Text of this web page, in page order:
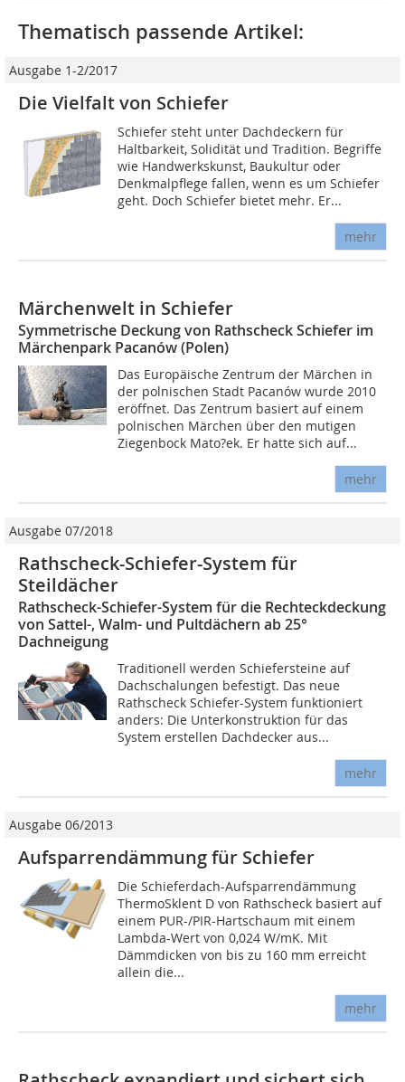
Thematisch passende Artikel:
Ausgabe 1-2/2017
Die Vielfalt von Schiefer
Schiefer steht unter Dachdeckern für
Haltbarkeit, Solidität und Tradition. Begriffe
wie Handwerkskunst, Baukultur oder
Denkmalpflege fallen, wenn es um Schiefer
geht. Doch Schiefer bietet mehr. Er...
mehr
Märchenwelt in Schiefer
Symmetrische Deckung von Rathscheck Schiefer im
Märchenpark Pacanów (Polen)
Das Europäische Zentrum der Märchen in
der polnischen Stadt Pacanów wurde 2010
eröffnet. Das Zentrum basiert auf einem
polnischen Märchen über den mutigen
Ziegenbock Mato?ek. Er hatte sich auf...
mehr
Ausgabe 07/2018
Rathscheck-Schiefer-System für
Steildächer
Rathscheck-Schiefer-System für die Rechteckdeckung
von Sattel-, Walm- und Pultdächern ab 25°
Dachneigung
Traditionell werden Schiefersteine auf
Dachschalungen befestigt. Das neue
Rathscheck Schiefer-System funktioniert
anders: Die Unterkonstruktion für das
System erstellen Dachdecker aus...
mehr
Ausgabe 06/2013
Aufsparrendämmung für Schiefer
Die Schieferdach-Aufsparrendämmung
ThermoSklent D von Rathscheck basiert auf
einem PUR-/PIR-Hartschaum mit einem
Lambda-Wert von 0,024 W/mK. Mit
Dämmdicken von bis zu 160 mm erreicht
allein die...
mehr